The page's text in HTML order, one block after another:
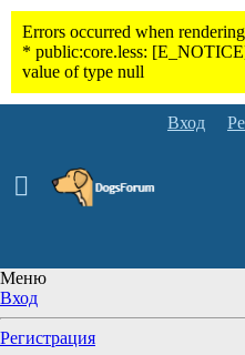
Вход
Меню
Вход
Регистрация